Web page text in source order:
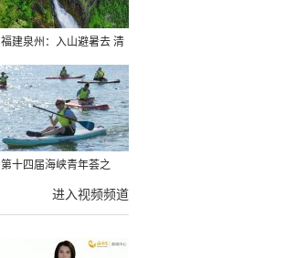
福建泉州：入山避暑去 清
凉好惬意
第十四届海峡青年荟之
2026榕台青年大学生水上
进入视频频道